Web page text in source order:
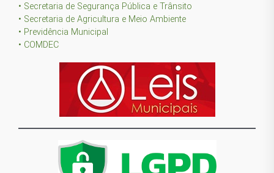
• Secretaria de Segurança Pública e Trânsito
• Secretaria de Agricultura e Meio Ambiente
• Previdência Municipal
• COMDEC